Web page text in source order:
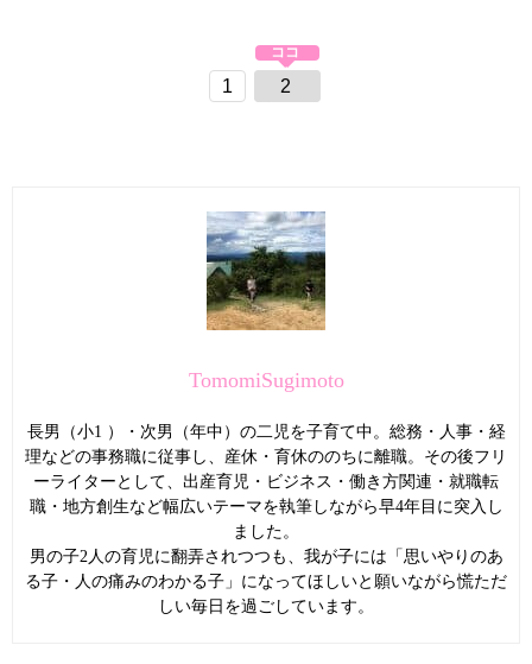
1 2
TomomiSugimoto
長男（小1 ）・次男（年中）の二児を子育て中。総務・人事・経
理などの事務職に従事し、産休・育休ののちに離職。その後フリ
ーライターとして、出産育児・ビジネス・働き方関連・就職転
職・地方創生など幅広いテーマを執筆しながら早4年目に突入し
ました。
男の子2人の育児に翻弄されつつも、我が子には「思いやりのあ
る子・人の痛みのわかる子」になってほしいと願いながら慌ただ
しい毎日を過ごしています。